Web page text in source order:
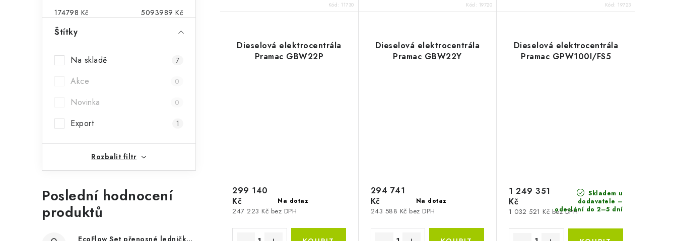
t
a
n
e
l
174798 Kč 5093989 Kč
Štítky
Na skladě 7
Akce 0
Novinka 0
Export 1
Rozbalit filtr
Poslední hodnocení
produktů
EcoFlow Set přenosné ledničky GLACIER Classic 55 l s Glacier baterií
Kód: 11730 Kód: 19720 Kód: 19723
Dieselová elektrocentrála
Pramac GBW22P
Na dotaz
247 223 Kč bez DPH
299 140
Kč
Dieselová elektrocentrála
Pramac GBW22Y
Na dotaz
243 588 Kč bez DPH
294 741
Kč
Dieselová elektrocentrála
Pramac GPW100I/FS5
Skladem u
dodavatele –
odeslání do 2–5 dní
1 032 521 Kč bez DPH
1 249 351
Kč